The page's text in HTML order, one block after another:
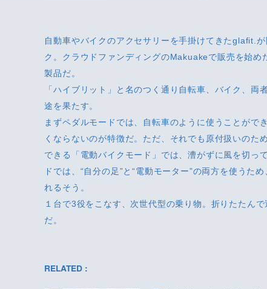
自動車やバイクのアクセサリーを手掛けてきたglafit.
ク。クラウドファンディングのMakuakeで販売を始め
製品だ。
「ハイブリット」と名のつく通り自転車、バイク、
途を果たす。
まずペダルモードでは、自転車のように使うことがで
くならないのが特徴だ。ただ、それでも原付扱いのた
できる「電動バイクモード」では、漕がずに風を切っ
ドでは、“自分の足”と“電動モーター”の両方を使うた
れるそう。
１台で3役をこなす、次世代型の乗り物。折りたたん
だ。
RELATED :